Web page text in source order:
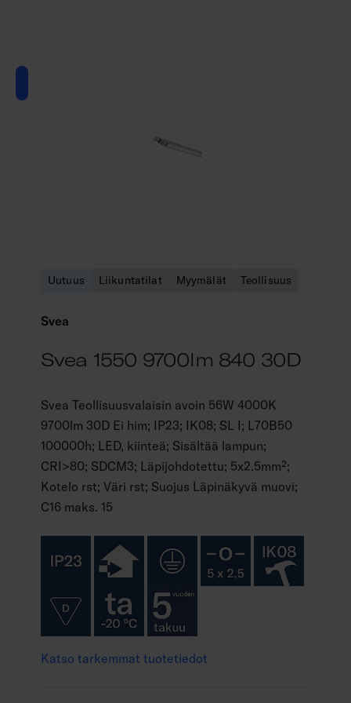
Uutuus Liikuntatilat Myymälät Teollisuus
Svea
Svea 1550 9700lm 840 30D
Svea Teollisuusvalaisin avoin 56W 4000K
9700lm 30D Ei him; IP23; IK08; SL I; L70B50
100000h; LED, kiinteä; Sisältää lampun;
CRI>80; SDCM3; Läpijohdotettu; 5x2.5mm²;
Kotelo rst; Väri rst; Suojus Läpinäkyvä muovi;
C16 maks. 15
Katso tarkemmat tuotetiedot